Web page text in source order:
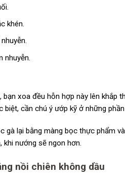
khén.
nhuyễn.
bạn xoa đều hỗn hợp này lên khắp
biệt, cần chú ý ướp kỹ ở những
gà lại bằng màng bọc thực phẩm
khi nướng sẽ ngon hơn.
nồi chiên không dầu